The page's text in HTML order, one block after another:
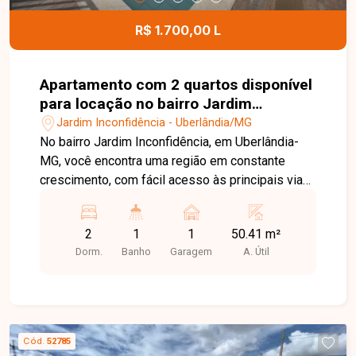
R$ 1.700,00 L
Apartamento com 2 quartos disponível
para locação no bairro Jardim
Inconfidência em Uberlândia-MG
Jardim Inconfidência - Uberlândia/MG
No bairro Jardim Inconfidência, em Uberlândia-
MG, você encontra uma região em constante
crescimento, com fácil acesso às principais vias
estar próxima a supermercados, escolas,
farmácias e diversos serviços, proporcionando
praticidade e qualidade de vida. Apartamento
garagem. O imóvel possui ambientes bem
distribuídos, oferecendo conforto e
2
Dorm.
1
Banho
1
Garagem
50.41 m²
A. Útil
Cód. 52785